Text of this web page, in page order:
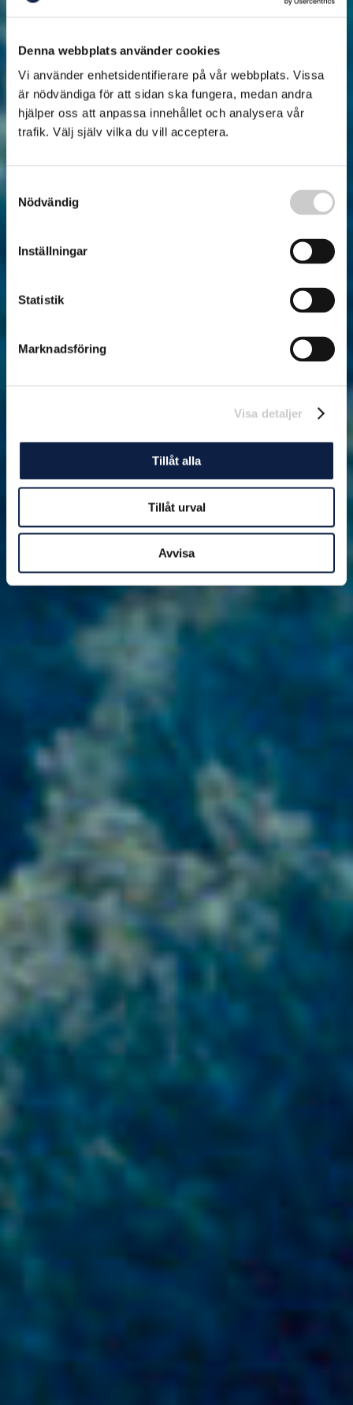
Denna webbplats använder cookies
Vi använder enhetsidentifierare på vår webbplats. Vissa
är nödvändiga för att sidan ska fungera, medan andra
hjälper oss att anpassa innehållet och analysera vår
trafik. Välj själv vilka du vill acceptera.
Nödvändig
Inställningar
Statistik
Marknadsföring
Visa detaljer
Tillåt alla
Tillåt urval
Avvisa